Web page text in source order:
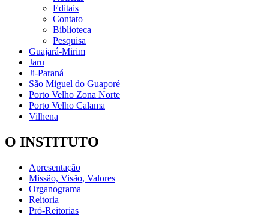
Editais
Contato
Biblioteca
Pesquisa
Guajará-Mirim
Jaru
Ji-Paraná
São Miguel do Guaporé
Porto Velho Zona Norte
Porto Velho Calama
Vilhena
O INSTITUTO
Apresentação
Missão, Visão, Valores
Organograma
Reitoria
Pró-Reitorias